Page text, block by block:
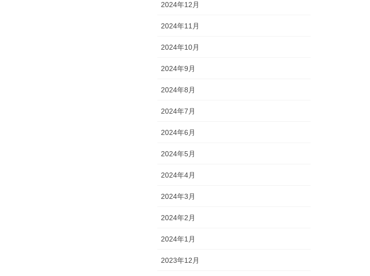
2024年12月
2024年11月
2024年10月
2024年9月
2024年8月
2024年7月
2024年6月
2024年5月
2024年4月
2024年3月
2024年2月
2024年1月
2023年12月